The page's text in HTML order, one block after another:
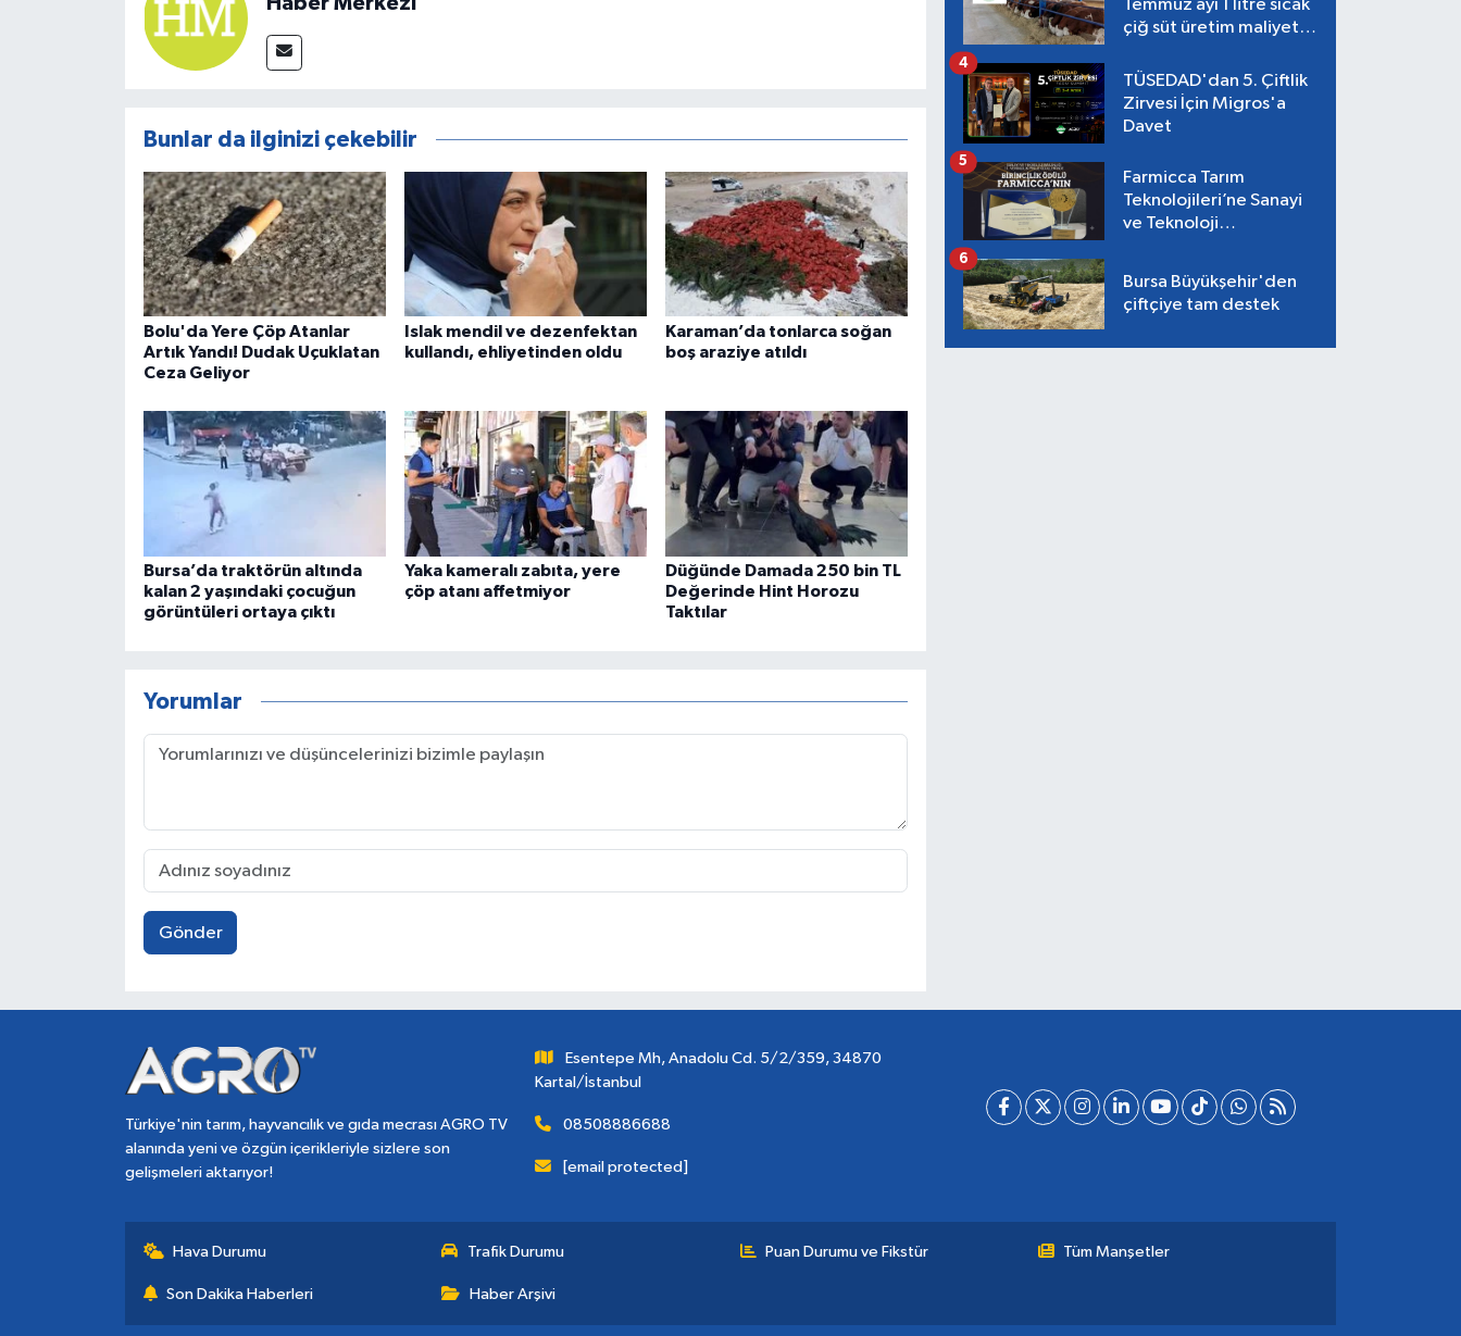
Bunlar da ilginizi çekebilir
Bolu'da Yere Çöp Atanlar
Artık Yandı! Dudak Uçuklatan
Ceza Geliyor
Islak mendil ve dezenfektan
kullandı, ehliyetinden oldu
Karaman’da tonlarca soğan
boş araziye atıldı
Bursa’da traktörün altında
kalan 2 yaşındaki çocuğun
görüntüleri ortaya çıktı
Yaka kameralı zabıta, yere
çöp atanı affetmiyor
Düğünde Damada 250 bin TL
Değerinde Hint Horozu
Taktılar
Yorumlar
Gönder
Temmuz ayı 1 litre sıcak
çiğ süt üretim maliyeti
TÜSEDAD'dan 5. Çiftlik
Zirvesi İçin Migros'a
Davet
4
Farmicca Tarım
Teknolojileri’ne Sanayi
ve Teknoloji
5
Bursa Büyükşehir'den
çiftçiye tam destek
6
Türkiye'nin tarım, hayvancılık ve gıda mecrası AGRO TV
alanında yeni ve özgün içerikleriyle sizlere son
gelişmeleri aktarıyor!
Esentepe Mh, Anadolu Cd. 5/2/359, 34870
Kartal/İstanbul
08508886688
[email protected]
Hava Durumu Trafik Durumu Puan Durumu ve Fikstür Tüm Manşetler
Son Dakika Haberleri Haber Arşivi